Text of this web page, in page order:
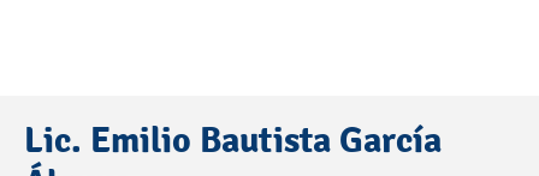
Lic. Emilio Bautista García